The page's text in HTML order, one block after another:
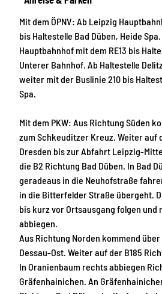
Mit dem ÖPNV: Ab Leipzig
bis Haltestelle Bad Düben, Heide
Hauptbahnhof mit dem RE13 bis
Unterer Bahnhof. Ab Haltestelle
weiter mit der Buslinie 210 bis
Spa.
Mit dem PKW: Aus Richtung Süden
zum Schkeuditzer Kreuz. Weiter auf
Dresden bis zur Abfahrt Leipzig-
die B2 Richtung Bad Düben. In Bad
geradeaus in die Neuhofstraße
in die Bitterfelder Straße übergeht.
bis kurz vor Ortsausgang folgen und
abbiegen.
Aus Richtung Norden kommend
Dessau-Ost. Weiter auf der B185
In Oranienbaum rechts abbiegen
Gräfenhainichen. An